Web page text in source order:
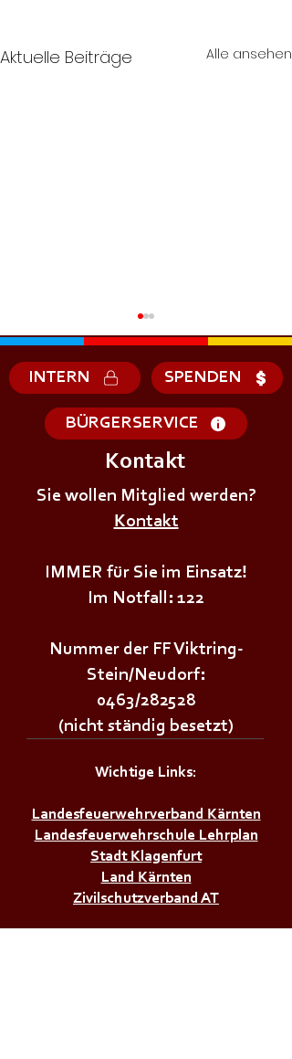
Aktuelle Beiträge Alle ansehen
INTERN SPENDEN
BÜRGERSERVICE
Kontakt
Sie wollen Mitglied werden?
Kontakt
IMMER für Sie im Einsatz!
Im Notfall: 122
Nummer der FF Viktring-
Stein/Neudorf:
0463/282528
(nicht ständig besetzt)
Wichtige Links:
Landesfeuerwehrverband Kärnten
Landesfeuerwehrschule Lehrplan
Stadt Klagenfurt
Land Kärnten
Zivilschutzverband AT